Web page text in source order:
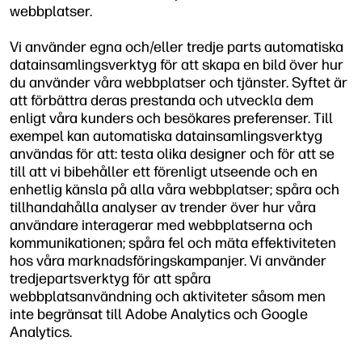
webbplatser.
Vi använder egna och/eller tredje parts automatiska
datainsamlingsverktyg för att skapa en bild över hur
du använder våra webbplatser och tjänster. Syftet är
att förbättra deras prestanda och utveckla dem
enligt våra kunders och besökares preferenser. Till
exempel kan automatiska datainsamlingsverktyg
användas för att: testa olika designer och för att se
till att vi bibehåller ett förenligt utseende och en
enhetlig känsla på alla våra webbplatser; spåra och
tillhandahålla analyser av trender över hur våra
användare interagerar med webbplatserna och
kommunikationen; spåra fel och mäta effektiviteten
hos våra marknadsföringskampanjer. Vi använder
tredjepartsverktyg för att spåra
webbplatsanvändning och aktiviteter såsom men
inte begränsat till Adobe Analytics och Google
Analytics.